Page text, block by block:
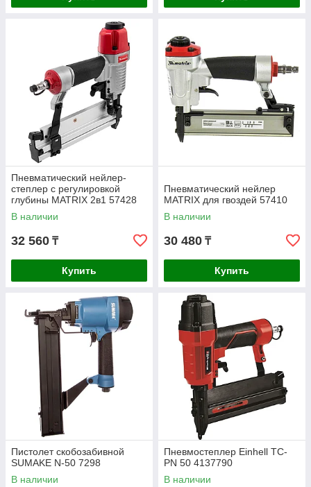
Пневматический нейлер-
степлер с регулировкой
глубины MATRIX 2в1 57428
В наличии
32 560 ₸
Купить
Пневматический нейлер
MATRIX для гвоздей 57410
В наличии
30 480 ₸
Купить
Пистолет скобозабивной
SUMAKE N-50 7298
В наличии
Пневмостеплер Einhell TC-
PN 50 4137790
В наличии